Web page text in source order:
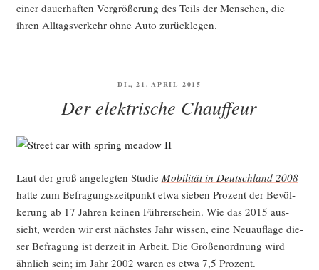
einer dau­er­haf­ten Ver­grö­ße­rung des Teils der Men­schen, die
ihren All­tags­ver­kehr ohne Auto zurücklegen.
VERÖFFENTLICHT
DI., 21. APRIL 2015
Der elektrische Chauffeur
Laut der groß ange­leg­ten Stu­die Mobi­li­tät in Deutsch­land 2008
hat­te zum Befra­gungs­zeit­punkt etwa sie­ben Pro­zent der Bevöl­
ke­rung ab 17 Jah­ren kei­nen Füh­rer­schein. Wie das 2015 aus­
sieht, wer­den wir erst nächs­tes Jahr wis­sen, eine Neu­auf­la­ge die­
ser Befra­gung ist der­zeit in Arbeit. Die Grö­ßen­ord­nung wird
ähn­lich sein; im Jahr 2002 waren es etwa 7,5 Prozent.